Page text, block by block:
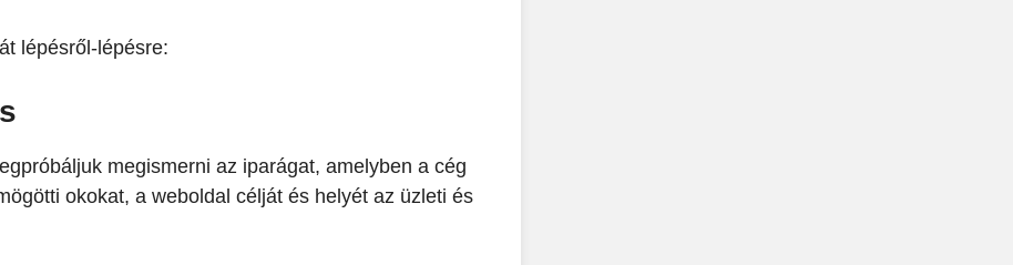
lépésről-lépésre:
megismerni az iparágat, amelyben a cég
okokat, a weboldal célját és helyét az üzleti és